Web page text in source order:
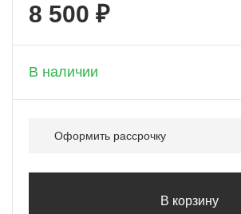
8 500 ₽
В наличии
Оформить рассрочку
В корзину